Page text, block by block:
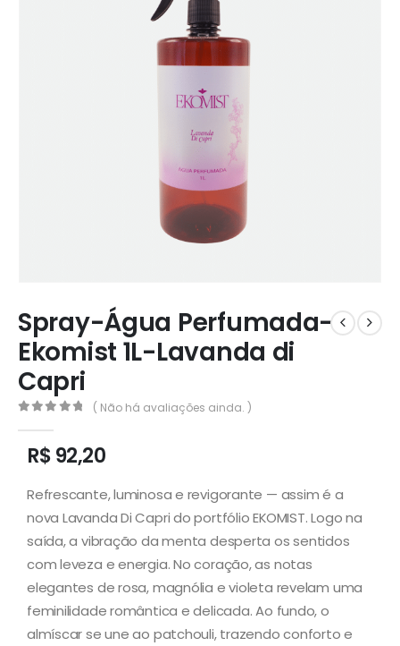
Spray-Água Perfumada-
Ekomist 1L-Lavanda di
Capri
( Não há avaliações ainda. )
R$92,20
Refrescante, luminosa e revigorante — assim é a
nova Lavanda Di Capri do portfólio EKOMIST. Logo na
saída, a vibração da menta desperta os sentidos
com leveza e energia. No coração, as notas
elegantes de rosa, magnólia e violeta revelam uma
feminilidade romântica e delicada. Ao fundo, o
almíscar se une ao patchouli, trazendo conforto e